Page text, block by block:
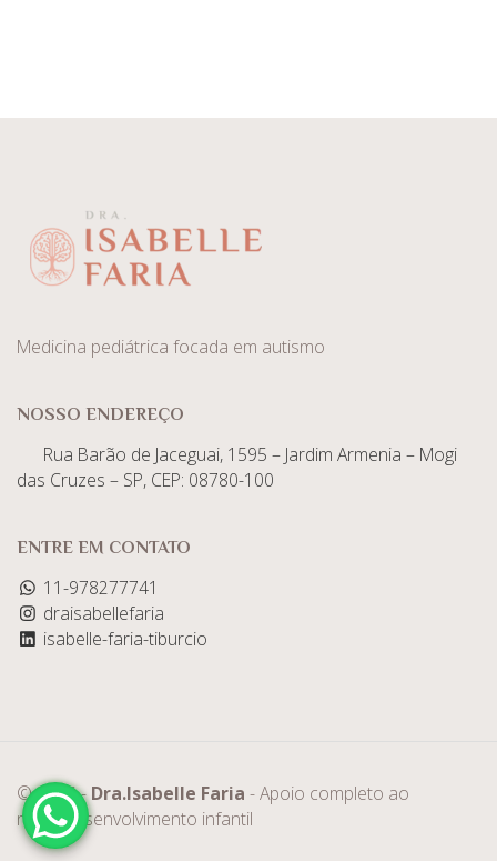
Medicina pediátrica focada em autismo
NOSSO ENDEREÇO
Rua Barão de Jaceguai, 1595 – Jardim Armenia – Mogi
das Cruzes – SP, CEP: 08780-100
ENTRE EM CONTATO
11-978277741
draisabellefaria
isabelle-faria-tiburcio
© 2025 -Dra.Isabelle Faria - Apoio completo ao
neurodesenvolvimento infantil